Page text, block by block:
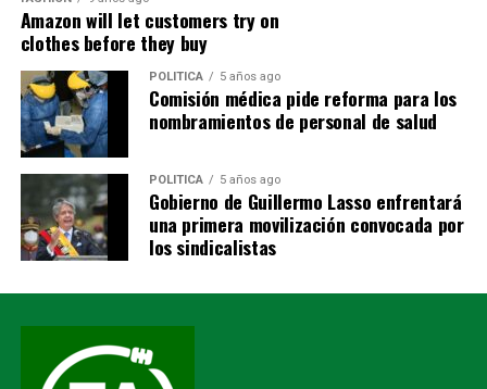
Zamora movilizó más de diez vehículos, entre volquetas
y camionetas, para transportar la ayuda destinada a las
familias damnificadas.
Cada núcleo familiar recibió un kit conformado por:
• Un colchón.
• Un cilindro de gas.
• Una cocina.
• Un juego de sábanas.
• Una almohada.
• Medicamentos.
El alcalde también anunció que el Municipio entregará
Amazon will let customers try on
clothes before they buy
POLITICA 5 años ago
Comisión médica pide reforma para los
nombramientos de personal de salud
POLITICA 5 años ago
Gobierno de Guillermo Lasso enfrentará
una primera movilización convocada por
los sindicalistas